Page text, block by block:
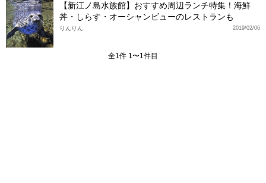
【新江ノ島水族館】おすすめ周辺ランチ特集！海鮮
丼・しらす・オーシャンビューのレストランも
2019/02/06
りんりん
全1件 1〜1件目